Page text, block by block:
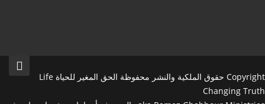
Copyright حقوق الملكية والنشر محفوظة الحق المغير للحياة Life
Changing Truth